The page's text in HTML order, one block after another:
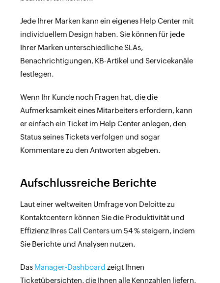
Jede Ihrer Marken kann ein eigenes Help Center mit
individuellem Design haben. Sie können für jede
Ihrer Marken unterschiedliche SLAs,
Benachrichtigungen, KB-Artikel und Servicekanäle
festlegen.
Wenn Ihr Kunde noch Fragen hat, die die
Aufmerksamkeit eines Mitarbeiters erfordern, kann
er einfach ein Ticket im Help Center anlegen, den
Status seines Tickets verfolgen und sogar
Kommentare zu den Antworten abgeben.
Aufschlussreiche Berichte
Laut einer weltweiten Umfrage von Deloitte zu
Kontaktcentern können Sie die Produktivität und
Effizienz Ihres Call Centers um 54 % steigern, indem
Sie Berichte und Analysen nutzen.
Das Manager-Dashboard zeigt Ihnen
Ticketübersichten, die Ihnen alle Kennzahlen liefern,